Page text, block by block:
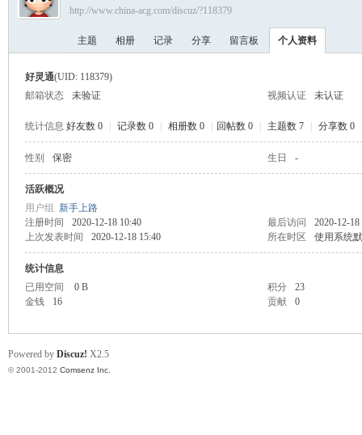
›
http://www.china-acg.com/discuz/?118379
主题 相册 记录 分享 留言板 个人资料
好灵通(UID: 118379)
邮箱状态
未验证 视频认证 未认证
统计信息 好友数 0 记录数 0 相册数 0 回帖数 0 主题数 7 分享数 0
性别 保密 生日 -
活跃概况
用户组 新手上路
注册时间
2020-12-18 10:40 最后访问
2020-12-18
上次发表时间
2020-12-18 15:40 所在时区 使用系统
统计信息
已用空间
0 B 积分
23
金钱
16 贡献 0
Powered by Discuz! X2.5
© 2001-2012 Comsenz Inc.